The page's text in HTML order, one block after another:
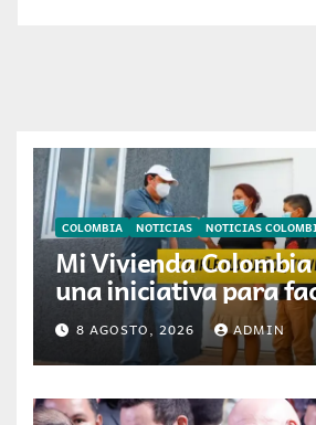
COLOMBIA NOTICIAS NOTICIAS
Mi Vivienda
una iniciativa para
acceso a la vivienda
colombianas
8 AGOSTO, 2026 ADMIN